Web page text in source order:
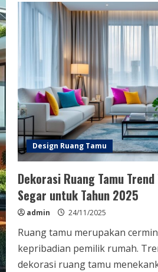
Ruang
Tamu
Sederhana
Elegan
Inspirasi
Dan
Tips
Untuk
Hunian
Anda
Design Ruang Tamu
Dekorasi Ruang Tamu
Segar untuk Tahun 2025
admin 24/11/2025
Ruang tamu merupakan
kepribadian pemilik rumah.
dekorasi ruang tamu